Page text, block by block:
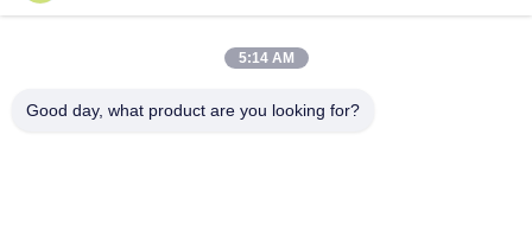
かわいいペンの文房具のホールダー
専門の構造のブラシ ロール袋の洗面用品のホールダーのペンの
5:14 AM
Good day, what product are you looking for?